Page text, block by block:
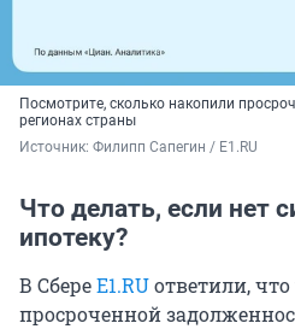
Посмотрите, сколько накопили
регионах страны
Источник: Филипп Сапегин / E1.RU
Что делать, если нет
ипотеку?
В СбереE1.RUответили,
просроченной